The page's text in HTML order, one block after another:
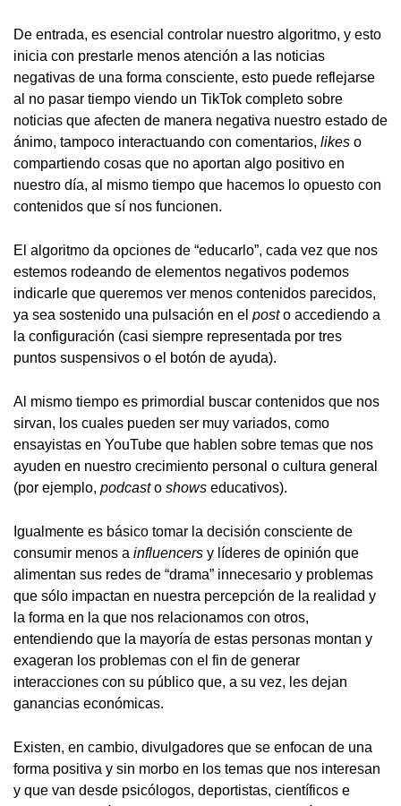
De entrada, es esencial controlar nuestro algoritmo, y esto
inicia con prestarle menos atención a las noticias
negativas de una forma consciente, esto puede reflejarse
al no pasar tiempo viendo un TikTok completo sobre
noticias que afecten de manera negativa nuestro estado de
ánimo, tampoco interactuando con comentarios, likes o
compartiendo cosas que no aportan algo positivo en
nuestro día, al mismo tiempo que hacemos lo opuesto con
contenidos que sí nos funcionen.
El algoritmo da opciones de “educarlo”, cada vez que nos
estemos rodeando de elementos negativos podemos
indicarle que queremos ver menos contenidos parecidos,
ya sea sostenido una pulsación en el posto accediendo a
la configuración (casi siempre representada por tres
puntos suspensivos o el botón de ayuda).
Al mismo tiempo es primordial buscar contenidos que nos
sirvan, los cuales pueden ser muy variados, como
ensayistas en YouTube que hablen sobre temas que nos
ayuden en nuestro crecimiento personal o cultura general
(por ejemplo, podcasto shows educativos).
Igualmente es básico tomar la decisión consciente de
consumir menos a influencers y líderes de opinión que
alimentan sus redes de “drama” innecesario y problemas
que sólo impactan en nuestra percepción de la realidad y
la forma en la que nos relacionamos con otros,
entendiendo que la mayoría de estas personas montan y
exageran los problemas con el fin de generar
interacciones con su público que, a su vez, les dejan
ganancias económicas.
Existen, en cambio, divulgadores que se enfocan de una
forma positiva y sin morbo en los temas que nos interesan
y que van desde psicólogos, deportistas, científicos e